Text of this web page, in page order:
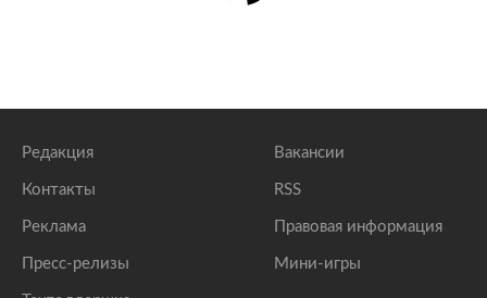
Редакция
Контакты
Реклама
Пресс-релизы
Вакансии
RSS
Правовая информация
Мини-игры